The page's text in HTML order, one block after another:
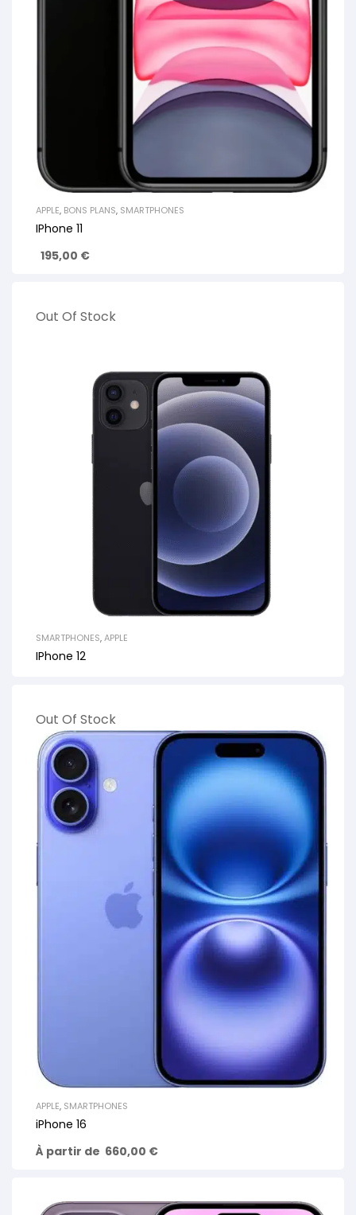
APPLE, BONS PLANS, SMARTPHONES
IPhone 11
195,00 €
Out Of Stock
SMARTPHONES,APPLE
IPhone 12
Out Of Stock
APPLE, SMARTPHONES
iPhone 16
À partir de 660,00 €